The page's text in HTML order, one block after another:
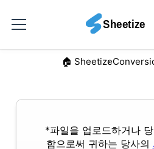
🏠︎ Sheetize
*파일을 업로드하거나
함으로써 귀하는 당사의